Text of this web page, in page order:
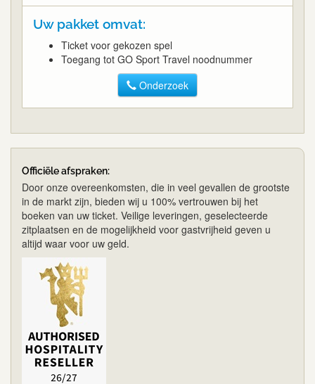
Uw pakket omvat:
Ticket voor gekozen spel
Toegang tot GO Sport Travel noodnummer
Onderzoek
Officiële afspraken:
Door onze overeenkomsten, die in veel gevallen de grootste
in de markt zijn, bieden wij u 100% vertrouwen bij het
boeken van uw ticket. Veilige leveringen, geselecteerde
zitplaatsen en de mogelijkheid voor gastvrijheid geven u
altijd waar voor uw geld.